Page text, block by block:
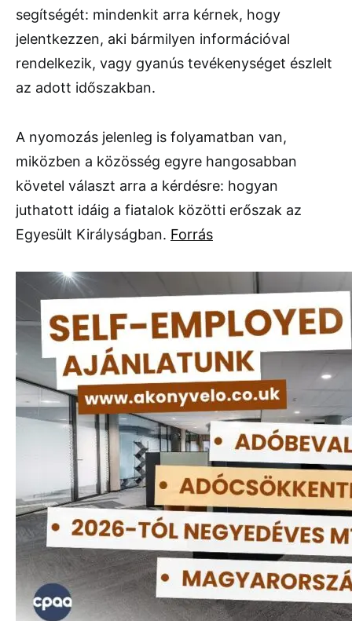
segítségét: mindenkit arra kérnek, hogy
jelentkezzen, aki bármilyen információval
rendelkezik, vagy gyanús tevékenységet észlelt
az adott időszakban.
A nyomozás jelenleg is folyamatban van,
miközben a közösség egyre hangosabban
követel választ arra a kérdésre: hogyan
juthatott idáig a fiatalok közötti erőszak az
Egyesült Királyságban. Forrás